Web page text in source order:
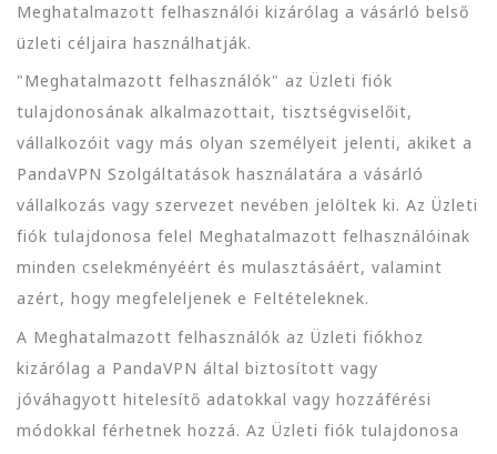
Meghatalmazott felhasználói kizárólag a vásárló belső
üzleti céljaira használhatják.
"Meghatalmazott felhasználók" az Üzleti fiók
tulajdonosának alkalmazottait, tisztségviselőit,
vállalkozóit vagy más olyan személyeit jelenti, akiket a
PandaVPN Szolgáltatások használatára a vásárló
vállalkozás vagy szervezet nevében jelöltek ki. Az Üzleti
fiók tulajdonosa felel Meghatalmazott felhasználóinak
minden cselekményéért és mulasztásáért, valamint
azért, hogy megfeleljenek e Feltételeknek.
A Meghatalmazott felhasználók az Üzleti fiókhoz
kizárólag a PandaVPN által biztosított vagy
jóváhagyott hitelesítő adatokkal vagy hozzáférési
módokkal férhetnek hozzá. Az Üzleti fiók tulajdonosa